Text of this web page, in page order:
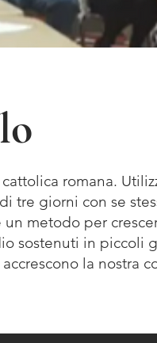
romana.
tre giorni con se
metodo per
sostenuti in piccoli
la nostra